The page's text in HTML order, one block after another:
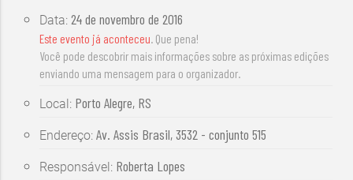
Data:24 de novembro de 2016
Este evento já aconteceu. Que pena!
Você pode descobrir mais informações sobre as próximas edições
enviando uma mensagem para o organizador.
Local: Porto Alegre, RS
Endereço:Av. Assis Brasil, 3532 - conjunto 515
Responsável: Roberta Lopes